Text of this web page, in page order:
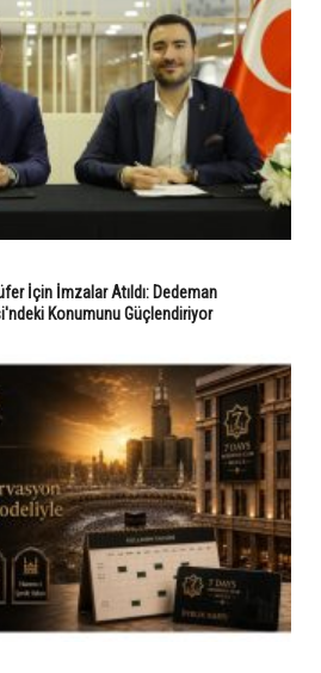
İçin İmzalar Atıldı: Dedeman
Konumunu Güçlendiriyor